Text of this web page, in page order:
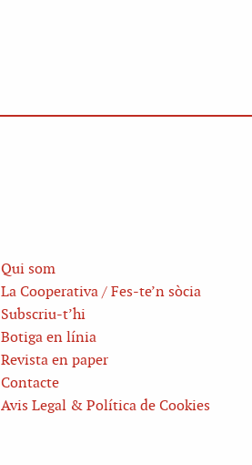
Qui som
La Cooperativa / Fes-te’n sòcia
Subscriu-t’hi
Botiga en línia
Revista en paper
Contacte
Avis Legal & Política de Cookies